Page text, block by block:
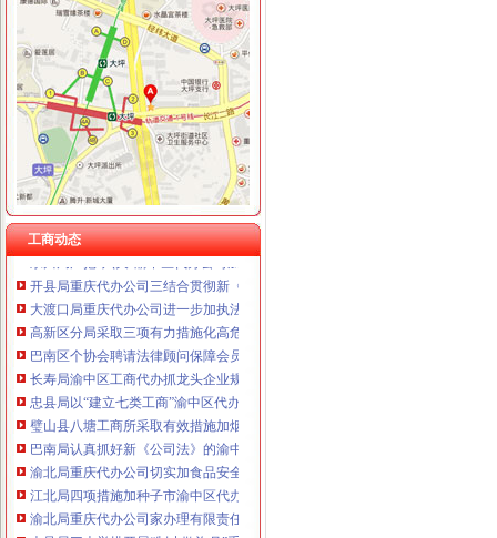
工商动态
工商动态
江津局着力加非公有制经济的渝中区代办营业执照建工作
武隆局渝中区工商代办从七个方面着手认真落实温家宝总理重要批示
忠县行政审批服务大厅工商登记窗口获2005年度行政审批服务大厅综合考核第
江津局采取四项措施加春节市重庆代办营业执照场监管
南川个协积引导会员脱贫致富
垫江局渝中区代办公司五项措施化高危行业监管
双桥局重庆代办公司积宣十项便民服务措施
江津工商局开展执法“三重视”重庆代办公司活动
永川局严把“六关”渝中区代办公司加安全生产工作
开县局重庆代办公司三结合贯彻新《公司法》和《公司登记管理条例》
大渡口局重庆代办公司进一步加执法质量管理工作
高新区分局采取三项有力措施化高危行业市渝中区代办公司场主体节日监管
巴南区个协会聘请法律顾问保障会员合法权益
长寿局渝中区工商代办抓龙头企业规范农资管理
忠县局以“建立七类工商”渝中区代办营业执照落实市局2006年工作要点
璧山县八塘工商所采取有效措施加烟花竹管理
巴南局认真抓好新《公司法》的渝中区工商代办贯彻实施
渝北局重庆代办公司切实加食品安全监管
江北局四项措施加种子市渝中区代办营业执照场监管保护春耕播种
渝北局重庆代办公司家办理有限责任公司变更为一人公司
大足局三大举措开展“制止欺诈月”重庆代办营业执照活动